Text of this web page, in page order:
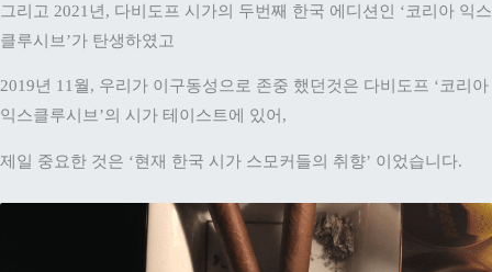
그리고 2021년, 다비도프 시가의 두번째 한국 에디션인 ‘코리아 익스
클루시브’가 탄생하였고
2019년 11월, 우리가 이구동성으로 존중 했던것은 다비도프 ‘코리아
익스클루시브’의 시가 테이스트에 있어,
제일 중요한 것은 ‘현재 한국 시가 스모커들의 취향’ 이었습니다.